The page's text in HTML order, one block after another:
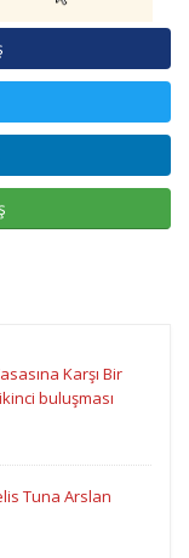
Karşı Bir
buluşması
Tuna Arslan